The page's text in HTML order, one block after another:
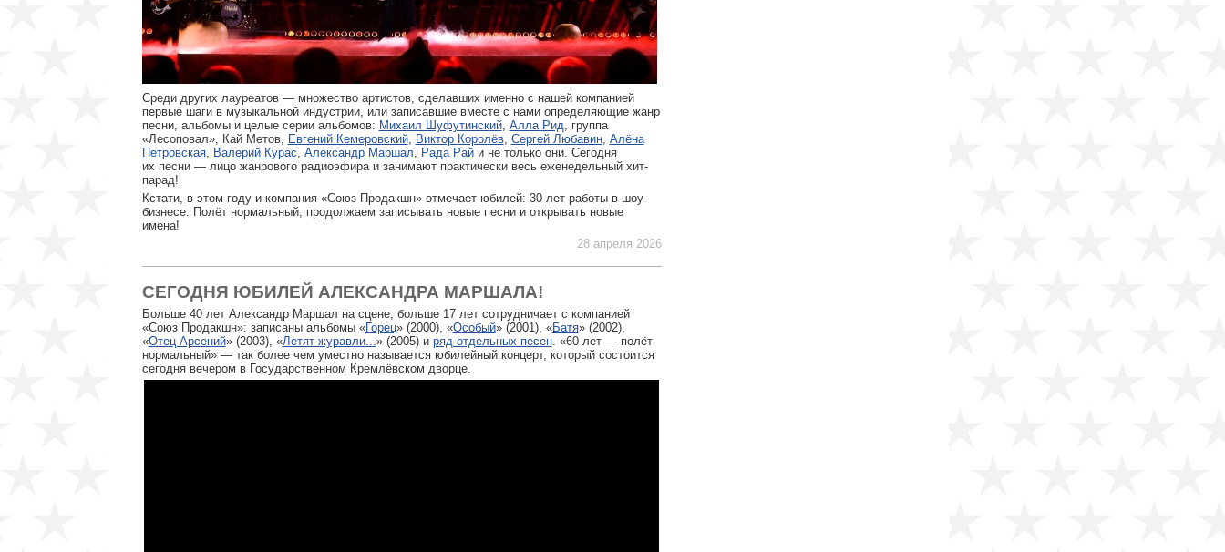
Среди других лауреатов — множество артистов, сделавших именно с нашей компанией
первые шаги в музыкальной индустрии, или записавшие вместе с нами определяющие жанр
песни, альбомы и целые серии альбомов: Михаил Шуфутинский, Алла Рид , группа
«Лесоповал», Кай Метов, Евгений Кемеровский, Виктор Королёв, Сергей Любавин, Алёна
Петровская, Валерий Курас Александр Маршал Рада Райи не только они. Сегодня
их песни — лицо жанрового радиоэфира и занимают практически весь еженедельный хит-
парад!
Кстати, в этом году и компания «Союз Продакшн» отмечает юбилей: 30 лет работы в шоу-
бизнесе. Полёт нормальный, продолжаем записывать новые песни и открывать новые
имена!
28 апреля 2026
СЕГОДНЯ ЮБИЛЕЙ АЛЕКСАНДРА МАРШАЛА!
Больше 40 лет Александр Маршал на сцене, больше 17 лет сотрудничает с компанией
«Союз Продакшн»: записаны альбомы «Горец» (2000), «Особый» (2001), «Батя» (2002),
«Отец Арсений» (2003), «Летят журавли... » (2005) и ряд отдельных песен. «60 лет — полёт
нормальный» — так более чем уместно называется юбилейный концерт, который состоится
сегодня вечером в Государственном Кремлёвском дворце.